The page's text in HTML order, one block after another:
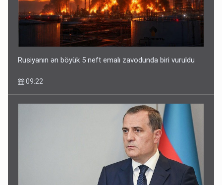
Rusiyanın ən böyük 5 neft emalı zavodunda biri vuruldu
09:22